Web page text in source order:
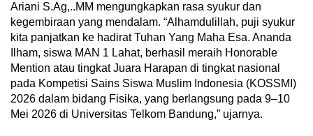
Ariani S.Ag,..MM mengungkapkan rasa syukur dan
kegembiraan yang mendalam. “Alhamdulillah, puji syukur
kita panjatkan ke hadirat Tuhan Yang Maha Esa. Ananda
Ilham, siswa MAN 1 Lahat, berhasil meraih Honorable
Mention atau tingkat Juara Harapan di tingkat nasional
pada Kompetisi Sains Siswa Muslim Indonesia (KOSSMI)
2026 dalam bidang Fisika, yang berlangsung pada 9–10
Mei 2026 di Universitas Telkom Bandung,” ujarnya.